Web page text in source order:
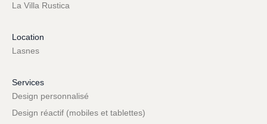
La Villa Rustica
Location
Lasnes
Services
Design personnalisé
Design réactif (mobiles et tablettes)